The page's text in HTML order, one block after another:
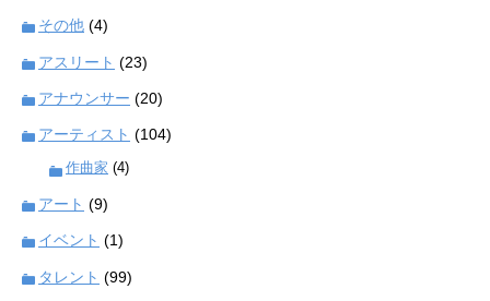
その他 (4)
アスリート (23)
アナウンサー (20)
アーティスト (104)
作曲家 (4)
アート (9)
イベント (1)
タレント (99)